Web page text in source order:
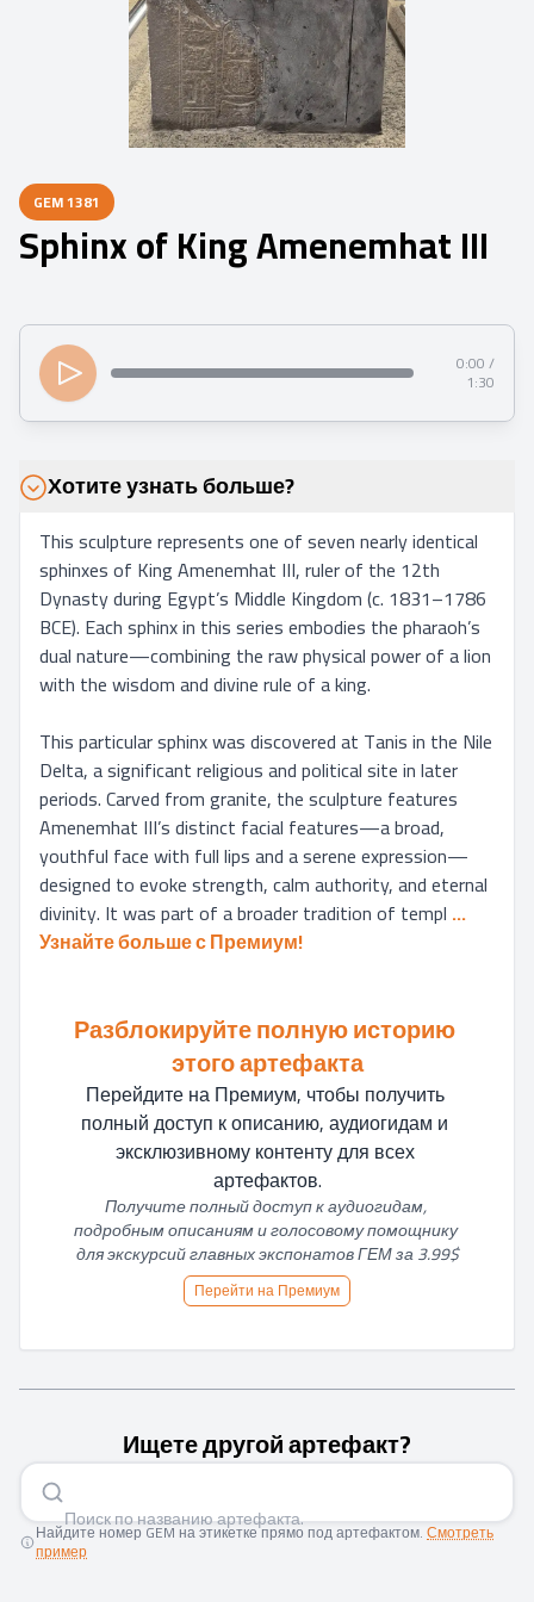
GEM1381
Sphinx of King Amenemhat III
0:00 /
1:30
Хотите узнать больше?
This sculpture represents one of seven nearly identical
sphinxes of King Amenemhat III, ruler of the 12th
Dynasty during Egypt’s Middle Kingdom (c. 1831–1786
BCE). Each sphinx in this series embodies the pharaoh’s
dual nature—combining the raw physical power of a lion
with the wisdom and divine rule of a king.
This particular sphinx was discovered at Tanis in the Nile
Delta, a significant religious and political site in later
periods. Carved from granite, the sculpture features
Amenemhat III’s distinct facial features—a broad,
youthful face with full lips and a serene expression—
designed to evoke strength, calm authority, and eternal
divinity. It was part of a broader tradition of templ
Узнайте больше с Премиум!
Разблокируйте полную историю
этого артефакта
Перейдите на Премиум, чтобы получить
полный доступ к описанию, аудиогидам и
эксклюзивному контенту для всех
артефактов.
Получите полный доступ к аудиогидам,
подробным описаниям и голосовому помощнику
для экскурсий главных экспонатов ГЕМ за 3.99$
Перейти на Премиум
Ищете другой артефакт?
Поиск по названию артефа|
Найдите номер GEM на этикетке прямо под артефактом.Смотреть
пример